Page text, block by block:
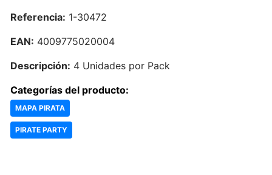
Referencia: 1-30472
EAN: 4009775020004
Descripción: 4 Unidades por Pack
Categorías del producto:
MAPA PIRATA
PIRATE PARTY